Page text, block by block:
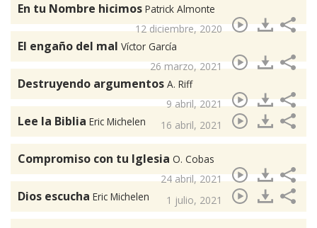
En tu Nombre hicimos Patrick Almonte
12 diciembre, 2020
El engaño del mal Víctor García
26 marzo, 2021
Destruyendo argumentos A. Riff
9 abril, 2021
Lee la Biblia Eric Michelen 16 abril, 2021
Compromiso con tu Iglesia O. Cobas
24 abril, 2021
Dios escucha Eric Michelen 1 julio, 2021